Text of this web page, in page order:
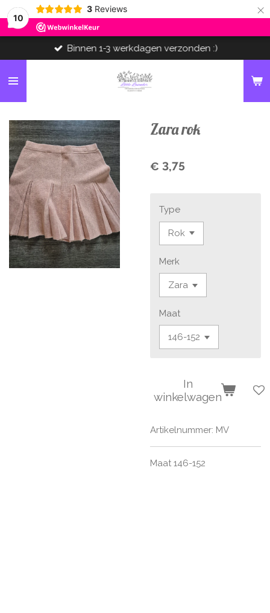
10
3 Reviews ×
Binnen 1-3 werkdagen verzonden :)
Zara rok
€ 3,75
Type
Merk
Maat
In
winkelwagen
Artikelnummer: MV
Maat 146-152